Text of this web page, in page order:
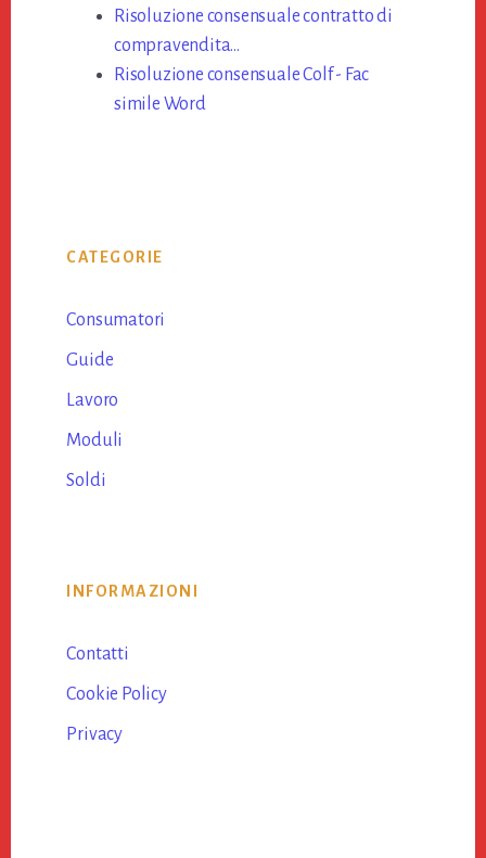
Risoluzione consensuale contratto di
compravendita​…
Risoluzione consensuale Colf​ - Fac
simile Word
Sidebar
CATEGORIE
Consumatori
Guide
Lavoro
Moduli
Soldi
INFORMAZIONI
Contatti
Cookie Policy
Privacy